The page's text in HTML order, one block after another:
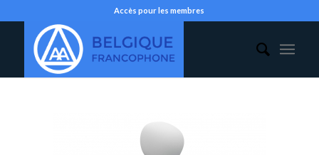
Accès pour les membres